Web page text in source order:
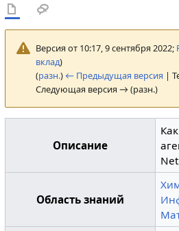
Версия от 10:17, 9 сентября 2022;
вклад)
(разн.) ← Предыдущая версия |
Следующая версия → (разн.)
Описание
Область знаний